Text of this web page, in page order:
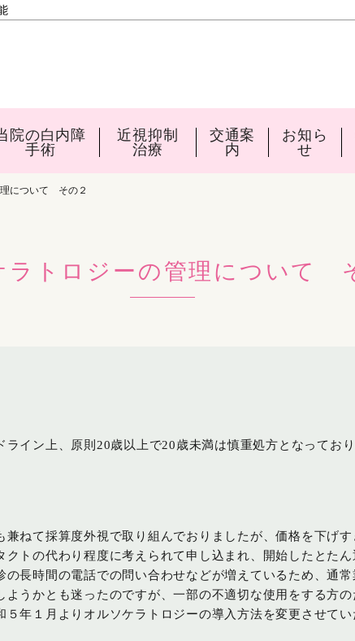
院の白内障
手術
近視抑制
治療
交通案
内
お知ら
せ
について その２
ラトロジーの管理について
イン上、原則20歳以上で20歳未満は慎重処方となってお
兼ねて採算度外視で取り組んでおりましたが、価格を下げ
クトの代わり程度に考えられて申し込まれ、開始したとた
の長時間の電話での問い合わせなどが増えているため、通
うかとも迷ったのですが、一部の不適切な使用をする方
年１月よりオルソケラトロジーの導入方法を変更させてい